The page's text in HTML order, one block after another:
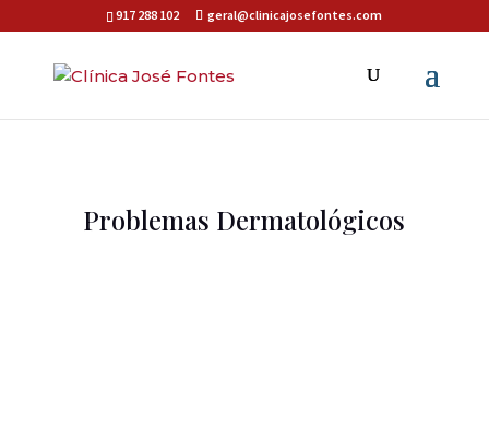
917 288 102 geral@clinicajosefontes.com
Problemas Dermatológicos